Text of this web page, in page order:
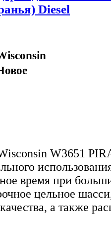
Diesel
W3651
время при
цельное
а также